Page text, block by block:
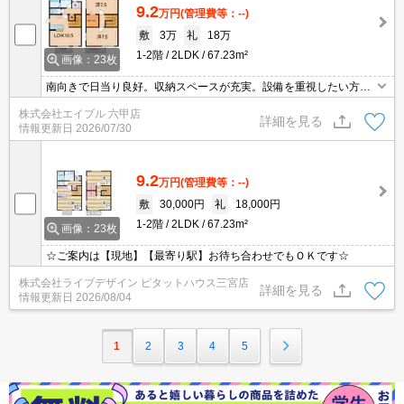
画像：23枚
9.2万円(管理費等：--)
敷
3万 礼
18万
1-2階
2LDK 67.23m²
南向きで日当り良好。収納スペースが充実。設備を重視したい方
に。現地待ち合わせ、物件ご案内可能。仲介手数料家賃の0.55ヵ月
分。オンライン契約対応可。ぜひお問い合わせください!。
株式会社エイブル 六甲店
情報更新日 2026/07/30
詳細を見る
画像：23枚
9.2万円(管理費等：--)
敷
30,000円 礼
18,000円
1-2階
2LDK 67.23m²
☆ご案内は【現地】【最寄り駅】お待ち合わせでもＯＫです☆
株式会社ライブデザイン ピタットハウス三宮店
情報更新日 2026/08/04
詳細を見る
1 2 3 4 5